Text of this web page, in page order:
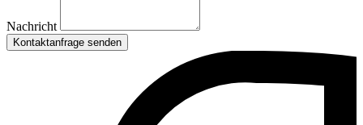
Nachricht
Kontaktanfrage senden